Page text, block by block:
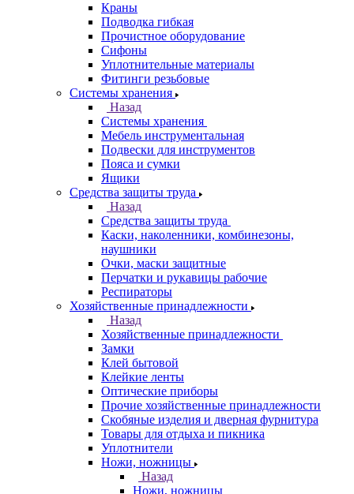
Краны
Подводка гибкая
Прочистное оборудование
Сифоны
Уплотнительные материалы
Фитинги резьбовые
Системы хранения
Назад
Системы хранения
Мебель инструментальная
Подвески для инструментов
Пояса и сумки
Ящики
Средства защиты труда
Назад
Средства защиты труда
Каски, наколенники, комбинезоны,
наушники
Очки, маски защитные
Перчатки и рукавицы рабочие
Респираторы
Хозяйственные принадлежности
Назад
Хозяйственные принадлежности
Замки
Клей бытовой
Клейкие ленты
Оптические приборы
Прочие хозяйственные принадлежности
Скобяные изделия и дверная фурнитура
Товары для отдыха и пикника
Уплотнители
Ножи, ножницы
Назад
Ножи, ножницы